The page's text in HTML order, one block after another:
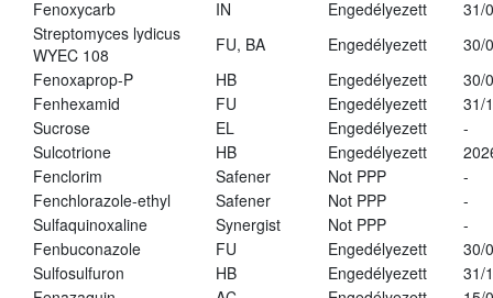
Fenoxycarb IN Engedélyezett
31/
Streptomyces lydicus
WYEC 108
FU, BA Engedélyezett
30/
Fenoxaprop-P
HB Engedélyezett
30/
Fenhexamid
FU Engedélyezett
31/
Sucrose
EL Engedélyezett
-
Sulcotrione
HB Engedélyezett
Fenclorim
Safener Not PPP
-
Fenchlorazole-ethyl
Safener Not PPP
-
Sulfaquinoxaline
Synergist Not PPP
-
Fenbuconazole
FU Engedélyezett
30/
Sulfosulfuron
HB Engedélyezett
31/